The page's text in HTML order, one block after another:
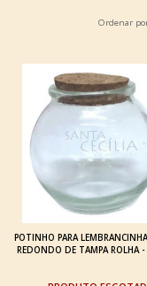
POTINHO PARA
REDONDO DE TAMPA ROLHA